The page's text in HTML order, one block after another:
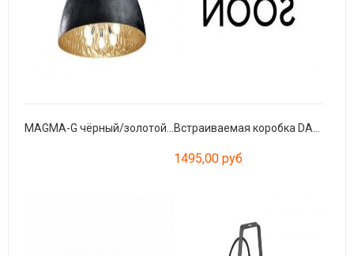
MAGMA-G чёрный/золотой 5xE27 40W Встраиваемая коробка DART-1
1495,00 руб